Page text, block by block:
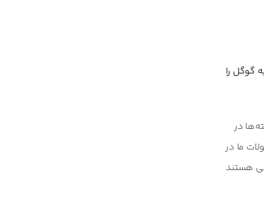
گوگل را
در
ما در
هستند